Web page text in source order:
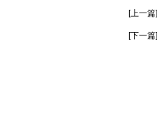
[上一篇]
[下一篇]